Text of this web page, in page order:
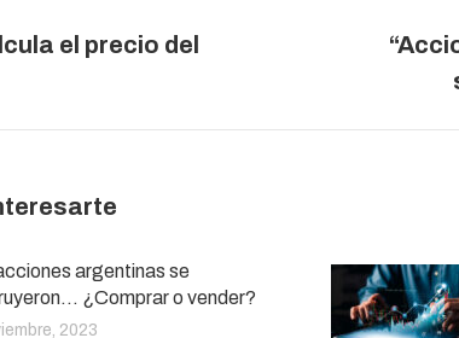
el precio del
Publicación
argentinas se
¿Comprar o vender?
2023